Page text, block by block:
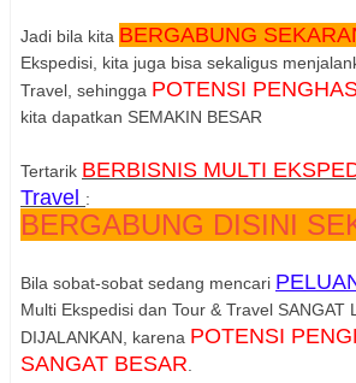
Jadi bila kita BERGABUNG
Ekspedisi, kita juga bisa sekaligus
Travel, sehingga POTENSI
kita dapatkan SEMAKIN BESAR
Tertarik BERBISNIS MULTI
Travel :
BERGABUNG DISINI
Bila sobat-sobat sedang mencari
Multi Ekspedisi dan Tour & Travel SANGAT
DIJALANKAN, karena POTENSI
SANGAT BESAR